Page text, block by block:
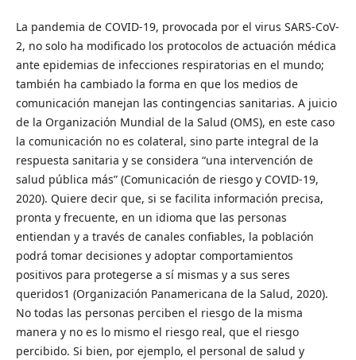
La pandemia de COVID-19, provocada por el virus SARS-CoV-
2, no solo ha modificado los protocolos de actuación médica
ante epidemias de infecciones respiratorias en el mundo;
también ha cambiado la forma en que los medios de
comunicación manejan las contingencias sanitarias. A juicio
de la Organización Mundial de la Salud (OMS), en este caso
la comunicación no es colateral, sino parte integral de la
respuesta sanitaria y se considera “una intervención de
salud pública más” (Comunicación de riesgo y COVID-19,
2020). Quiere decir que, si se facilita información precisa,
pronta y frecuente, en un idioma que las personas
entiendan y a través de canales confiables, la población
podrá tomar decisiones y adoptar comportamientos
positivos para protegerse a sí mismas y a sus seres
queridos1 (Organización Panamericana de la Salud, 2020).
No todas las personas perciben el riesgo de la misma
manera y no es lo mismo el riesgo real, que el riesgo
percibido. Si bien, por ejemplo, el personal de salud y